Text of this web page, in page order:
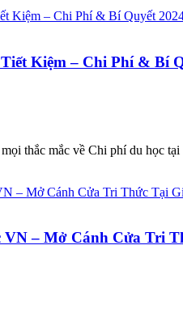
Kiệm – Chi Phí & Bí
thắc mắc về Chi phí du học
VN – Mở Cánh Cửa Tri